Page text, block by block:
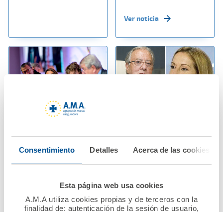
Consentimiento Detalles Acerca de las cookies
Esta página web usa cookies
A.M.A utiliza cookies propias y de terceros con la
finalidad de: autenticación de la sesión de usuario,
Ver noticia
artificial, a debate en
la Mesa moderada
Directora General de
A.M.A. en el Congreso
700.000 euros para
ayudar a los
sanitarios afectados
por la DANA